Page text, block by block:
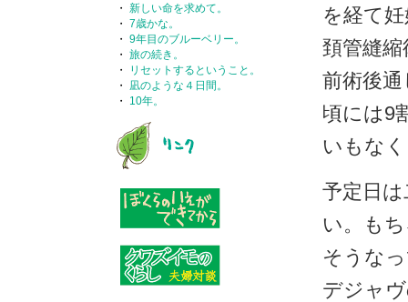
・ 新しい命を求めて。
・ 7歳かな。
・ 9年目のブルーベリー。
・ 旅の続き。
・
リセットするということ。
・ 凪のような４日間。
・ 10年。
を経て
頚管縫
前術後
頃には9
いもな
予定日
い。も
そうな
デジャ